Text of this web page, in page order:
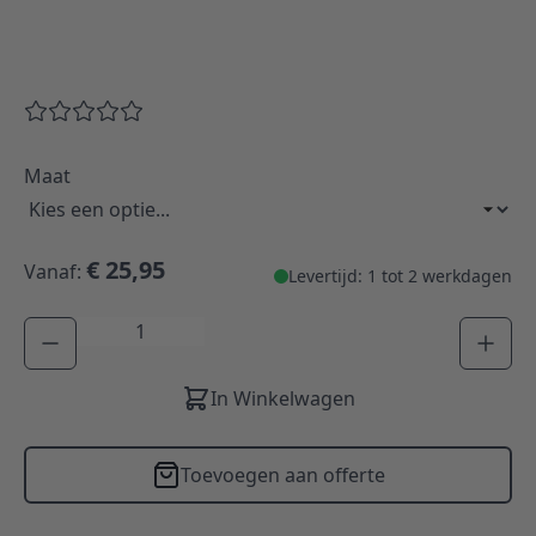
Maat
Vanaf: € 25,95 Levertijd: 1 tot 2 werkdagen
Aantal
In Winkelwagen
Toevoegen aan offerte